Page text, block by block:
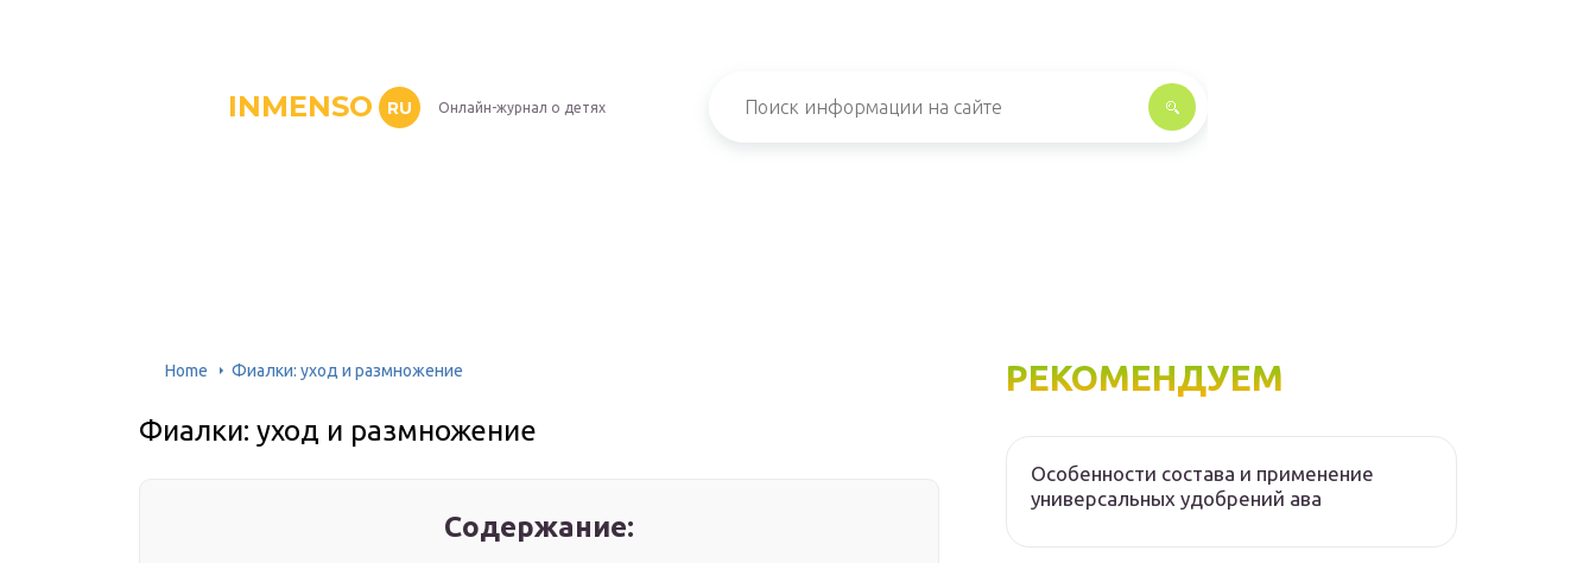
INMENSO RU Онлайн-журнал о детях
Home Фиалки: уход и размножение
Фиалки: уход и размножение
Содержание:
РЕКОМЕНДУЕМ
Особенности состава и применение
универсальных удобрений ава